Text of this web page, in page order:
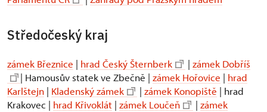
Středočeský kraj
zámek Březnice | hrad Český Šternberk | zámek Dobříš
| Hamousův statek ve Zbečně | zámek Hořovice | hrad
Karlštejn | Kladenský zámek | zámek Konopiště | hrad
Krakovec | hrad Křivoklát | zámek Loučeň | zámek